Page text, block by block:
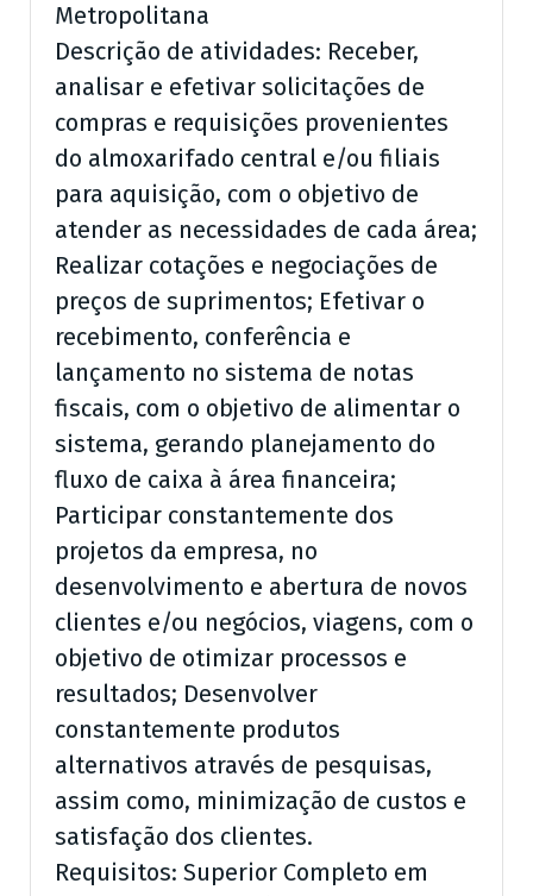
Metropolitana
Descrição de atividades: Receber,
analisar e efetivar solicitações de
compras e requisições provenientes
do almoxarifado central e/ou filiais
para aquisição, com o objetivo de
atender as necessidades de cada área;
Realizar cotações e negociações de
preços de suprimentos; Efetivar o
recebimento, conferência e
lançamento no sistema de notas
fiscais, com o objetivo de alimentar o
sistema, gerando planejamento do
fluxo de caixa à área financeira;
Participar constantemente dos
projetos da empresa, no
desenvolvimento e abertura de novos
clientes e/ou negócios, viagens, com o
objetivo de otimizar processos e
resultados; Desenvolver
constantemente produtos
alternativos através de pesquisas,
assim como, minimização de custos e
satisfação dos clientes.
Requisitos: Superior Completo em